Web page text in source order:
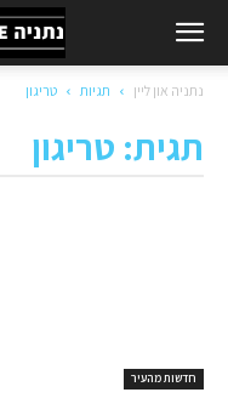
נתניה און ליין תגיות טריגון
תגית: טריגון
חדשות מהעיר